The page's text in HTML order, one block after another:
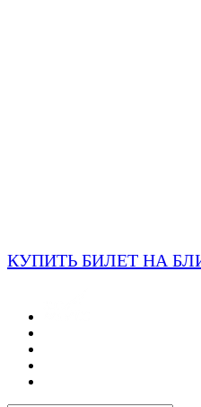
КУПИТЬ БИЛЕТ НА